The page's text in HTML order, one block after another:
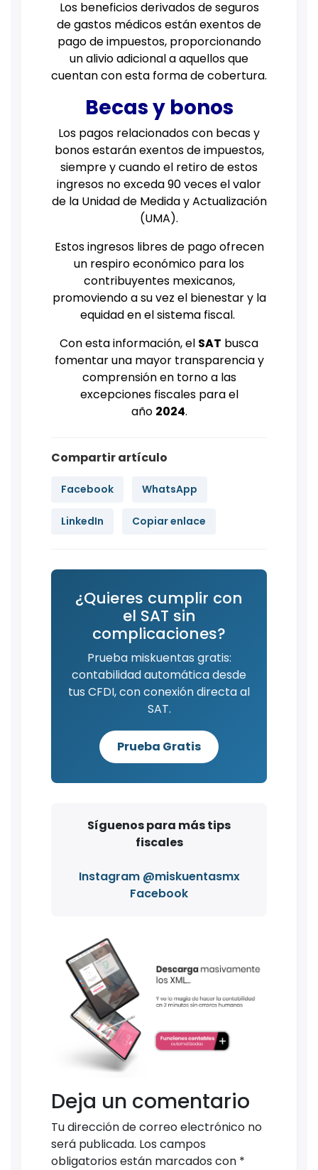
Los beneficios derivados de seguros
de gastos médicos están exentos de
pago de impuestos, proporcionando
un alivio adicional a aquellos que
cuentan con esta forma de cobertura.
Becas y bonos
Los pagos relacionados con becas y
bonos estarán exentos de impuestos,
siempre y cuando el retiro de estos
ingresos no exceda 90 veces el valor
de la Unidad de Medida y Actualización
(UMA).
Estos ingresos libres de pago ofrecen
un respiro económico para los
contribuyentes mexicanos,
promoviendo a su vez el bienestar y la
equidad en el sistema fiscal.
Con esta información, el SAT busca
fomentar una mayor transparencia y
comprensión en torno a las
excepciones fiscales para el
año 2024.
Compartir artículo
Facebook WhatsApp
LinkedIn Copiar enlace
¿Quieres cumplir con
el SAT sin
complicaciones?
Prueba miskuentas gratis:
contabilidad automática desde
tus CFDI, con conexión directa al
SAT.
Prueba Gratis
Síguenos para más tips
fiscales
Instagram @miskuentasmx
Facebook
Deja un comentario
Tu dirección de correo electrónico no
será publicada. Los campos
obligatorios están marcados con *